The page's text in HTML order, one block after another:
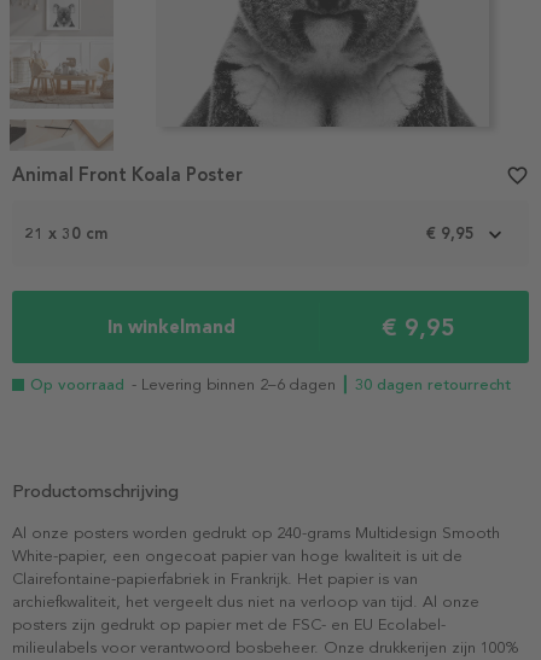
1
21 x 30 cm € 9,95
In winkelmand € 9,95
Op voorraad - Levering binnen 2–6 dagen ┃ 30 dagen retourrecht
Animal Front Koala Poster favorite_border
Productomschrijving
Al onze posters worden gedrukt op 240-grams Multidesign Smooth
White-papier, een ongecoat papier van hoge kwaliteit is uit de
Clairefontaine-papierfabriek in Frankrijk. Het papier is van
archiefkwaliteit, het vergeelt dus niet na verloop van tijd. Al onze
posters zijn gedrukt op papier met de FSC- en EU Ecolabel-
milieulabels voor verantwoord bosbeheer. Onze drukkerijen zijn 100%